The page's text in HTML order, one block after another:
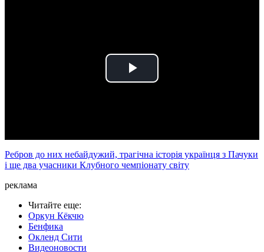
Play
Ребров до них небайдужий, трагічна історія українця з Пачуки
і ще два учасники Клубного чемпіонату світу
реклама
Читайте еще:
Оркун Кёкчю
Бенфика
Окленд Сити
Видеоновости